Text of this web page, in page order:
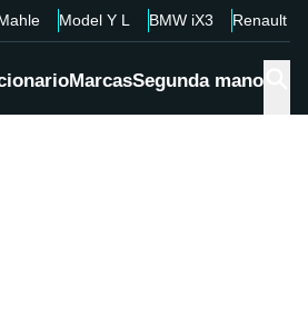
Model Y L BMW iX3 Renault
MarcasSegunda mano